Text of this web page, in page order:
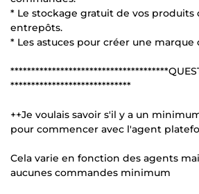
* Le stockage gratuit de vos produits
entrepôts.
* Les astuces pour créer une marque
*****************************
++Je voulais savoir s'il y a un
pour commencer avec l'agent
Cela varie en fonction des agents
aucunes commandes minimum